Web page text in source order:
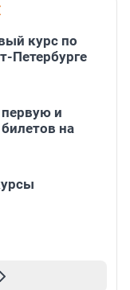
курс по
Петербурге
и
на